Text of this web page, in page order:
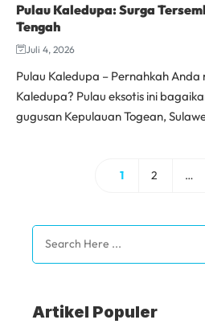
Pulau Kaledupa: Surga
Tengah
Juli 4, 2026
Pulau Kaledupa – Pernahkah
Kaledupa? Pulau eksotis ini
gugusan Kepulauan Togean,
Halaman
1 Halaman
2 …
Search
Artikel Populer